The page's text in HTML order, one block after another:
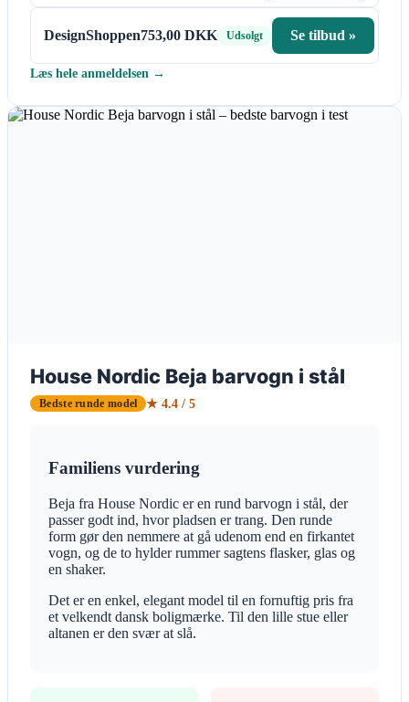
DesignShoppen753,00 DKK Udsolgt Se tilbud »
Læs hele anmeldelsen →
House Nordic Beja barvogn i stål
Bedste runde model ★ 4.4 / 5
Familiens vurdering
Beja fra House Nordic er en rund barvogn i stål, der
passer godt ind, hvor pladsen er trang. Den runde
form gør den nemmere at gå udenom end en firkantet
vogn, og de to hylder rummer sagtens flasker, glas og
en shaker.
Det er en enkel, elegant model til en fornuftig pris fra
et velkendt dansk boligmærke. Til den lille stue eller
altanen er den svær at slå.